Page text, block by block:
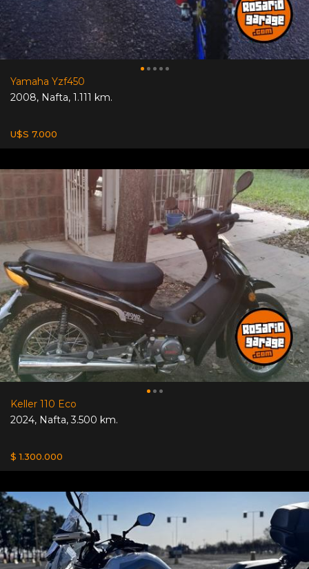
Yamaha Yzf450
2008, Nafta, 1.111 km.
U$S 7.000
Keller 110 Eco
2024, Nafta,3.500 km.
$ 1.300.000